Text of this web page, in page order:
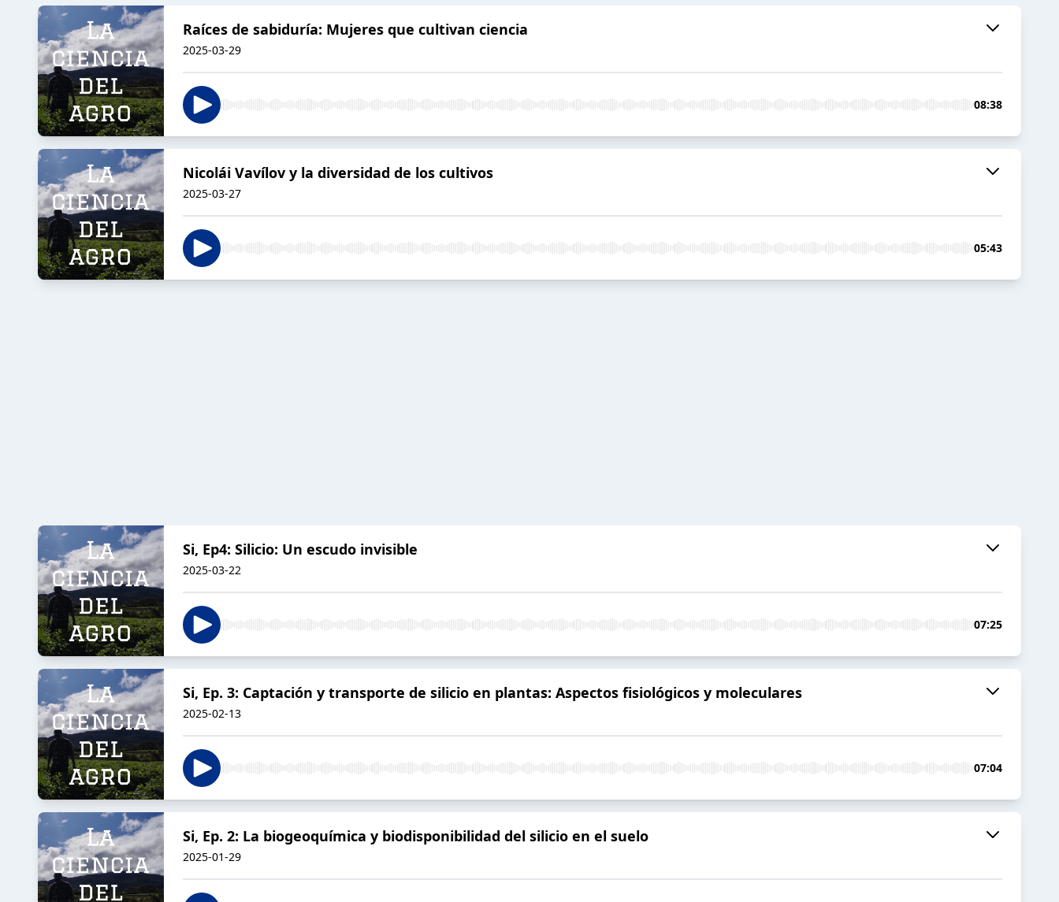
Raíces de sabiduría: Mujeres que cultivan ciencia
2025-03-29
08:38
Nicolái Vavílov y la diversidad de los cultivos
2025-03-27
05:43
Si, Ep4: Silicio: Un escudo invisible
2025-03-22
07:25
Si, Ep. 3: Captación y transporte de silicio en plantas: Aspectos fisiológicos y moleculares
2025-02-13
07:04
Si, Ep. 2: La biogeoquímica y biodisponibilidad del silicio en el suelo
2025-01-29